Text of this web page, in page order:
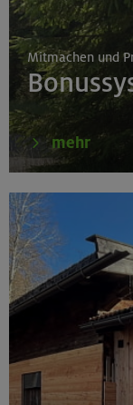
Mitmachen und
mehr